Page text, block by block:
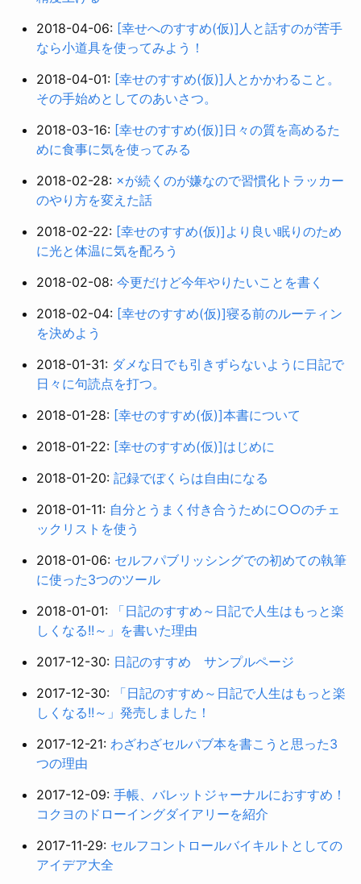
2018-04-06: [幸せへのすすめ(仮)]人と話すのが苦手
なら小道具を使ってみよう！
2018-04-01: [幸せのすすめ(仮)]人とかかわること。
その手始めとしてのあいさつ。
2018-03-16: [幸せのすすめ(仮)]日々の質を高めるた
めに食事に気を使ってみる
2018-02-28: ×が続くのが嫌なので習慣化トラッカー
のやり方を変えた話
2018-02-22: [幸せのすすめ(仮)]より良い眠りのため
に光と体温に気を配ろう
2018-02-08: 今更だけど今年やりたいことを書く
2018-02-04: [幸せのすすめ(仮)]寝る前のルーティン
を決めよう
2018-01-31: ダメな日でも引きずらないように日記で
日々に句読点を打つ。
2018-01-28: [幸せのすすめ(仮)]本書について
2018-01-22: [幸せのすすめ(仮)]はじめに
2018-01-20: 記録でぼくらは自由になる
2018-01-11: 自分とうまく付き合うために○○のチェ
ックリストを使う
2018-01-06: セルフパブリッシングでの初めての執筆
に使った3つのツール
2018-01-01:
「日記のすすめ～日記で人生はもっと楽
しくなる!!～」を書いた理由
2017-12-30: 日記のすすめ サンプルページ
2017-12-30:
「日記のすすめ～日記で人生はもっと楽
しくなる!!～」発売しました！
2017-12-21: わざわざセルパブ本を書こうと思った3
つの理由
2017-12-09: 手帳、バレットジャーナルにおすすめ！
コクヨのドローイングダイアリーを紹介
2017-11-29: セルフコントロールバイキルトとしての
アイデア大全